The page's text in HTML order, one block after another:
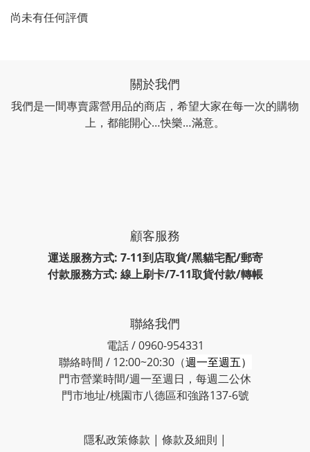
尚未有任何評價
關於我們
我們是一間專賣露營用品的商店，希望大家在每一次的購物
上，都能開心…快樂…滿意。
顧客服務
運送服務方式: 7-11到店取貨/黑貓宅配/郵寄
付款服務方式: 線上刷卡/7-11取貨付款/轉帳
聯絡我們
電話 / 0960-954331
聯絡時間 / 12:00~20:30（週一至週五）
門市營業時間/週一至週日，每週二公休
門市地址/桃園市八德區和強路137-6號
隱私政策條款 | 條款及細則 |